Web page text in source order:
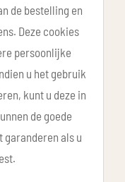
de bestelling en
Deze cookies
persoonlijke
u het gebruik
kunt u deze in
de goede
garanderen als u